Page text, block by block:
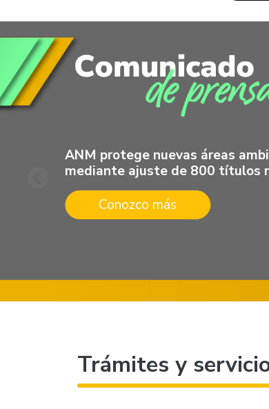
ANM protege nuevas áreas
mediante ajuste de 800 títulos
Conozco más
Trámites y